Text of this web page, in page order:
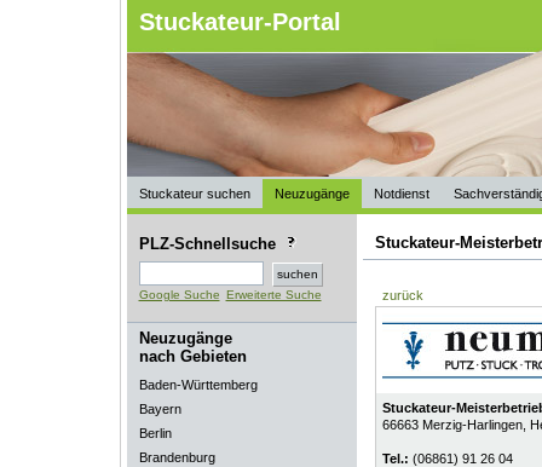
Stuckateur-Portal
Stuckateur suchen Neuzugänge Notdienst
PLZ-Schnellsuche
Google Suche Erweiterte Suche
Neuzugänge
nach Gebieten
Baden-Württemberg
Bayern
Berlin
Brandenburg
Stuckateur-
zurück
Stuckateur-
66663 Merzig-Harlingen,
Tel.: (06861) 91 26 04